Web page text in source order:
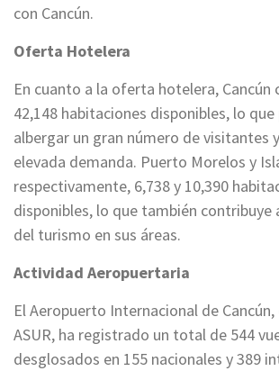
con Cancún.
Oferta Hotelera
En cuanto a la oferta hotelera, Cancún
42,148 habitaciones disponibles, lo
albergar un gran número de visitantes
elevada demanda. Puerto Morelos y
respectivamente, 6,738 y 10,390
disponibles, lo que también contribuye
del turismo en sus áreas.
Actividad Aeropuertaria
El Aeropuerto Internacional de
ASUR, ha registrado un total de 544
desglosados en 155 nacionales y 389